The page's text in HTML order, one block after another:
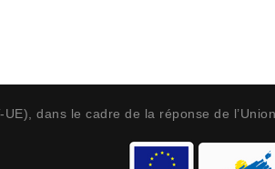
dans le cadre de la réponse de